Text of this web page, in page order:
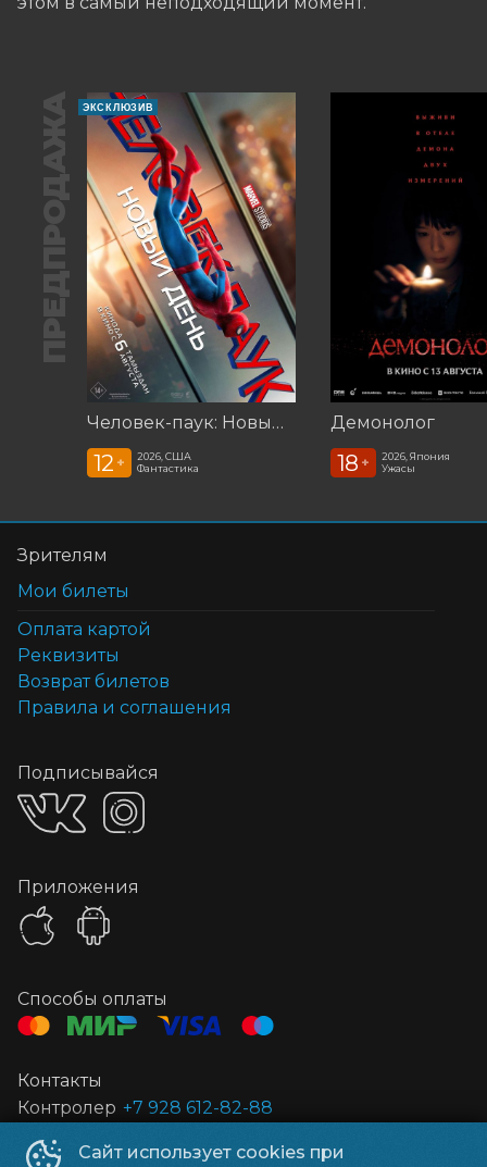
ПРЕДПРОДАЖА ЭКСКЛЮЗИВ
Человек-паук: Новый день (2026)
12 +
2026, США
Фантастика
Демонолог
18 +
2026, Япония
Ужасы
Сайт использует cookies при
Зрителям
Мои билеты
Оплата картой
Реквизиты
Возврат билетов
Правила и соглашения
Подписывайся
Приложения
Способы оплаты
Контакты
Контролер +7 928 612-82-88